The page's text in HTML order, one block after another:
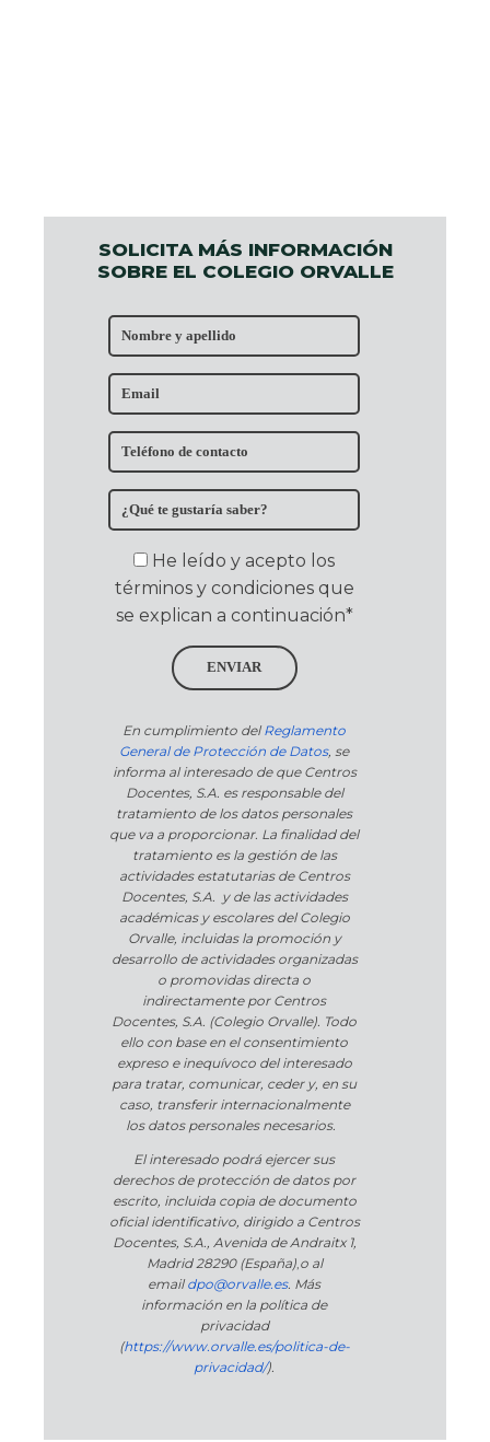
SOLICITA MÁS INFORMACIÓN
SOBRE EL COLEGIO ORVALLE
He leído y acepto los
términos y condiciones que
se explican a continuación*
ENVIAR
En cumplimiento delReglamento
General de Protección de Datos, se
informa al interesado de que Centros
Docentes, S.A. es responsable del
tratamiento de los datos personales
que va a proporcionar. La finalidad del
tratamiento es la gestión de las
actividades estatutarias de Centros
Docentes, S.A. y de las actividades
académicas y escolares del Colegio
Orvalle, incluidas la promoción y
desarrollo de actividades organizadas
o promovidas directa o
indirectamente por Centros
Docentes, S.A. (Colegio Orvalle). Todo
ello con base en el consentimiento
expreso e inequívoco del interesado
para tratar, comunicar, ceder y, en su
caso, transferir internacionalmente
los datos personales necesarios.
El interesado podrá ejercer sus
derechos de protección de datos por
escrito, incluida copia de documento
oficial identificativo, dirigido a Centros
Docentes, S.A., Avenida de Andraitx 1,
Madrid 28290 (España),o al
emaildpo@orvalle.es. Más
información en la política de
privacidad
(https://www.orvalle.es/politica-de-
privacidad/).